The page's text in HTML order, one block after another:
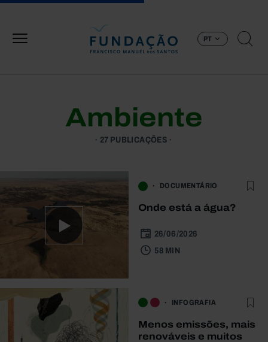
PT
Ambiente
27 PUBLICAÇÕES
DOCUMENTÁRIO
Onde está a água?
26/06/2026
58 MIN
INFOGRAFIA
Menos emissões, mais
renováveis e muitos